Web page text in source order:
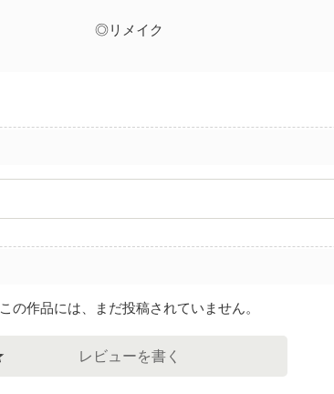
◎リメイク
この作品には、まだ投稿されていません。
レビューを書く